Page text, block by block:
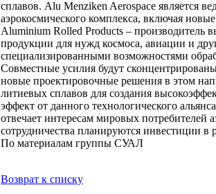
сплавов. Alu Menziken Aerospace является
аэрокосмического комплекса, включая
Aluminium Rolled Products – производитель
продукции для нужд космоса, авиации и
специализированными возможностями
Совместные усилия будут
новые проектировочные решения в этом
литиевых сплавов для создания
эффект от данного технологического
отвечает интересам мировых потребителей
сотрудничества планируются инвестиции
По материалам группы СУАЛ
Возврат к списку